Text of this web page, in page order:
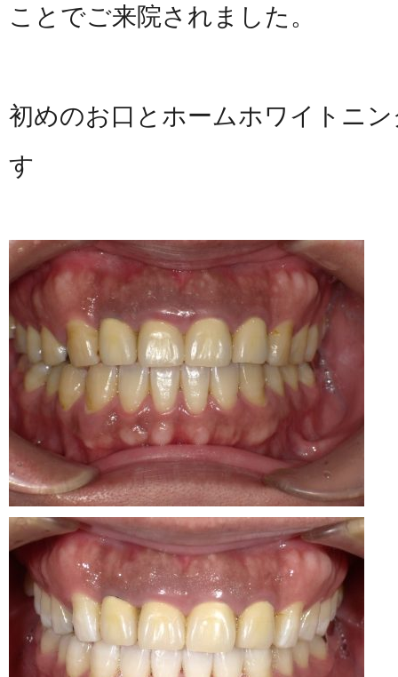
ことでご来院されました。
初めのお口とホームホワイトニ
す